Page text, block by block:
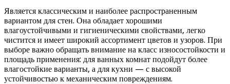
Является классическим и наиболее распространенным
вариантом для стен. Она обладает хорошими
влагоустойчивыми и гигиеническими свойствами, легко
чистится и имеет широкий ассортимент цветов и узоров. При
выборе важно обращать внимание на класс износостойкости и
площадь применения: для ванных комнат подойдут более
влагостойкие варианты, а для кухни — с высокой
устойчивостью к механическим повреждениям.